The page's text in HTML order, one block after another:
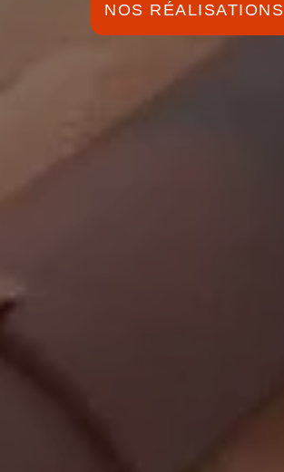
NOS RÉALISATIONS